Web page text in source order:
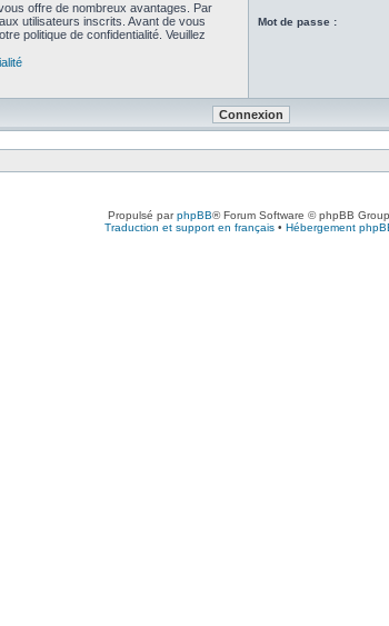
offre de nombreux avantages. Par
utilisateurs inscrits. Avant de vous
politique de confidentialité. Veuillez
Mot de passe :
Propulsé parphpBB® Forum Software © phpBB Group
Traduction et support en français• Hébergement